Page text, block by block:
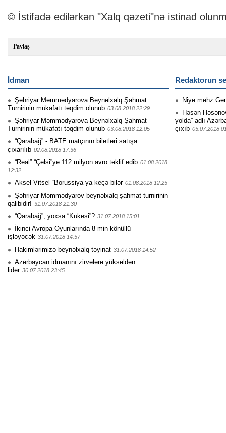
© İstifadə edilərkən "Xalq qəzeti"nə istinad
Paylaş
İdman
Şəhriyar Məmmədyarova Beynəlxalq Şahmat
Turnirinin mükafatı təqdim olunub 03.08.2018 22:29
Şəhriyar Məmmədyarova Beynəlxalq Şahmat
Turnirinin mükafatı təqdim olunub 03.08.2018 12:05
“Qarabağ” - BATE matçının biletləri satışa
çıxarılıb 02.08.2018 17:36
“Real” “Çelsi”yə 112 milyon avro təklif edib 01.08.2018
12:32
Aksel Vitsel “Borussiya”ya keçə bilər 01.08.2018 12:25
Şəhriyar Məmmədyarov beynəlxalq şahmat turnirinin
qalibidir! 31.07.2018 21:30
“Qarabağ”, yoxsa “Kukesi”? 31.07.2018 15:01
İkinci Avropa Oyunlarında 8 min könüllü
işləyəcək 31.07.2018 14:57
Hakimlərimizə beynəlxalq təyinat 31.07.2018 14:52
Azərbaycan idmanını zirvələrə yüksəldən
lider 30.07.2018 23:45
Redaktorun
Niyə məhz
Həsən
yolda” adlı
çıxıb 05.07.2018